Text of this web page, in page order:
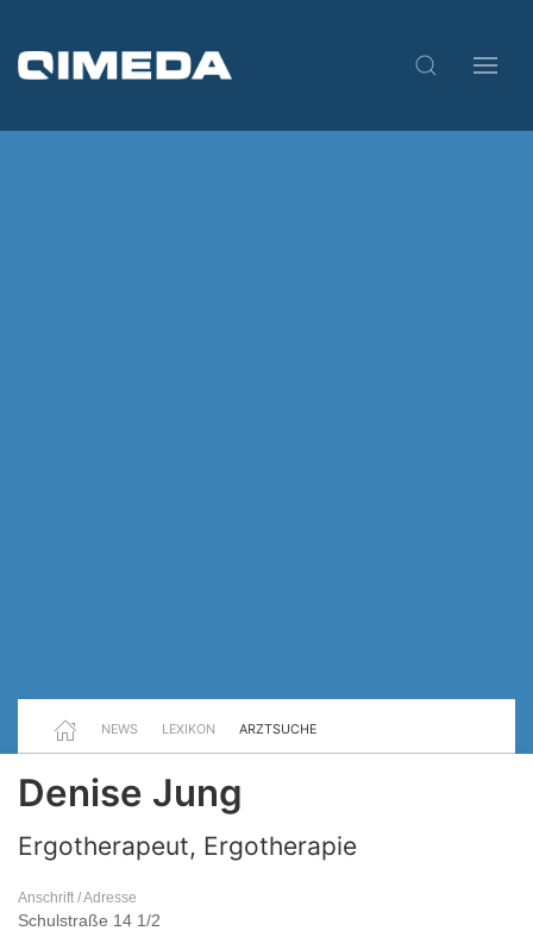
NEWS LEXIKON ARZTSUCHE
Denise Jung
Ergotherapeut, Ergotherapie
Anschrift / Adresse
Schulstraße 14 1/2